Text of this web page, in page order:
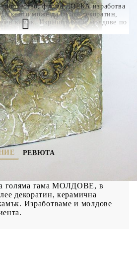
творчество, фирма ЛОРКА изработва
които може да се лее декоратин,
камък. Изработваме и молдове по
Оцени продукта
РЕВЮТА
голяма гама МОЛДОВЕ, в
декоратин, керамична
Изработваме и молдове